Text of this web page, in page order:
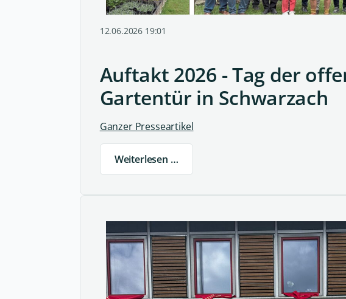
12.06.2026 19:01
Auftakt 2026 - Tag der
Gartentür in Schwarzach
Ganzer Presseartikel
Weiterlesen …